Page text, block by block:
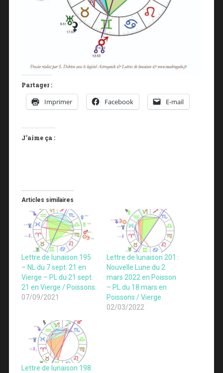
Partager :
Imprimer Facebook E-mail
J’aime ça :
Articles similaires
Lettre de lunaison 195
– NL du 7 sept. 21 en
Vierge – PL du 21 sept.
21 en Vierge / Poissons.
07/09/2021
Lettre de lunaison 201 :
Nouvelle Lune du 2
mars 2022 en Poisson
– PL du 18 mars en
Poissons / Vierge.
02/03/2022
Lettre de lunaison 198.